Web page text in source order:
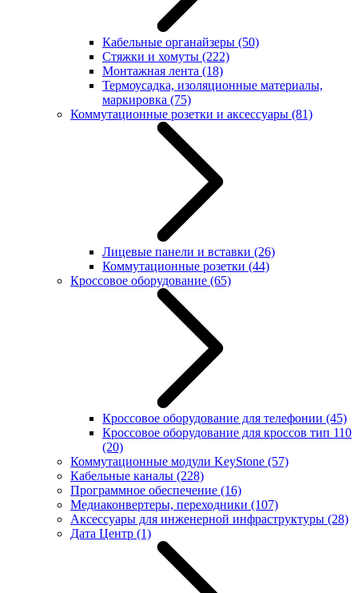
Кабельные органайзеры (50)
Стяжки и хомуты (222)
Монтажная лента (18)
Термоусадка, изоляционные материалы,
маркировка (75)
Коммутационные розетки и аксессуары (81)
Лицевые панели и вставки (26)
Коммутационные розетки (44)
Кроссовое оборудование (65)
Кроссовое оборудование для телефонии (45)
Кроссовое оборудование для кроссов тип 110
(20)
Коммутационные модули KeyStone (57)
Кабельные каналы (228)
Программное обеспечение (16)
Медиаконвертеры, переходники (107)
Аксессуары для инженерной инфраструктуры (28)
Дата Центр (1)